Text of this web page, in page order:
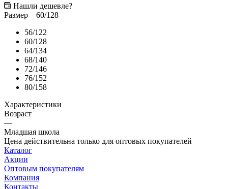
Нашли дешевле?
Размер—60/128
56/122
60/128
64/134
68/140
72/146
76/152
80/158
Характеристики
Возраст
—
Младшая школа
Цена действительна только для оптовых покупателей
Каталог
Акции
Оптовым покупателям
Компания
Контакты